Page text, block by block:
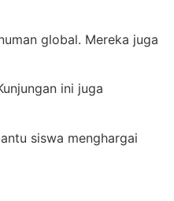
global. Mereka juga
ini juga
siswa menghargai